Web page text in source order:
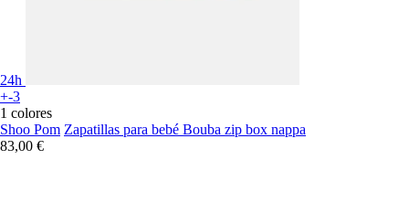
24h
+-3
1 colores
Shoo Pom Zapatillas para bebé Bouba zip box nappa
83,00 €